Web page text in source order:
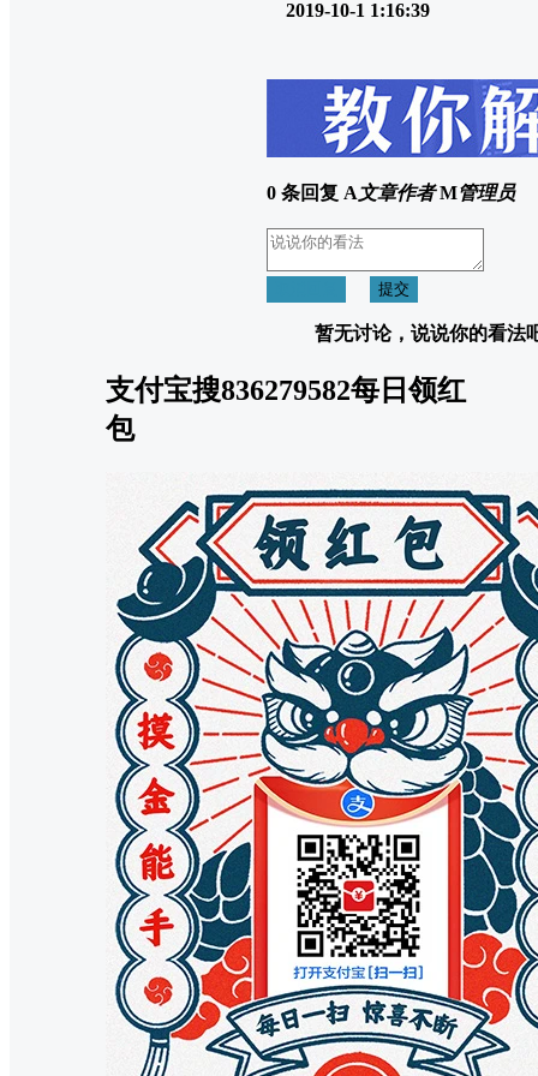
2019-10-1 1:16:39
0 条回复 A文章作者 M管理员
提交
暂无讨论，说说你的看法
支付宝搜836279582每日领红
包